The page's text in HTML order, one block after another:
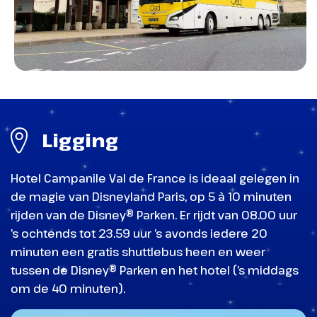
Ligging
Hotel Campanile Val de France is ideaal gelegen in
de magie van Disneyland Paris, op 5 à 10 minuten
rijden van de Disney® Parken. Er rijdt van 08.00 uur
’s ochtends tot 23.59 uur ’s avonds iedere 20
minuten een gratis shuttlebus heen en weer
tussen de Disney® Parken en het hotel (’s middags
om de 40 minuten).
land vol spanning en geheimen!
Disneyland Park - Meet & Greet Captain Hook
Frontierland
Een stad van de cowboys in het Wilde
World of Frozen
World Premiere Plaza
een plek vol verhalen, shows en
avonturen
Een plek vol verhalen, shows en avonturen.